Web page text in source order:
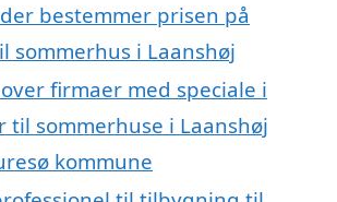
bestemmer prisen på
sommerhus i Laanshøj
firmaer med speciale i
sommerhuse i Laanshøj
kommune